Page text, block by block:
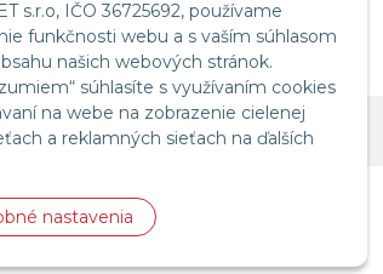
s.r.o, IČO 36725692, používame
funkčnosti webu a s vaším súhlasom
našich webových stránok.
súhlasíte s využívaním cookies
na webe na zobrazenie cielenej
a reklamných sieťach na ďalších
nastavenia
Štatút súťaže "Vianoce 2025"
e-shop Pohoda ConnectorbyNextCom s.r.o.